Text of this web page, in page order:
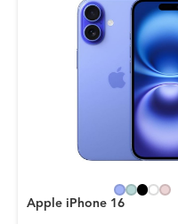
Apple iPhone 16